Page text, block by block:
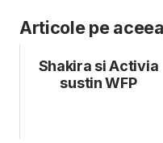
Articole pe
Shakira si Activia
sustin WFP